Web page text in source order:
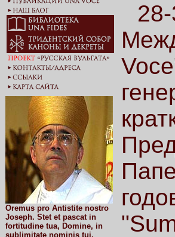
Oremus pro Antistite nostro
Joseph. Stet et pascat in
fortitudine tua, Domine, in
sublimitate nominis tui.